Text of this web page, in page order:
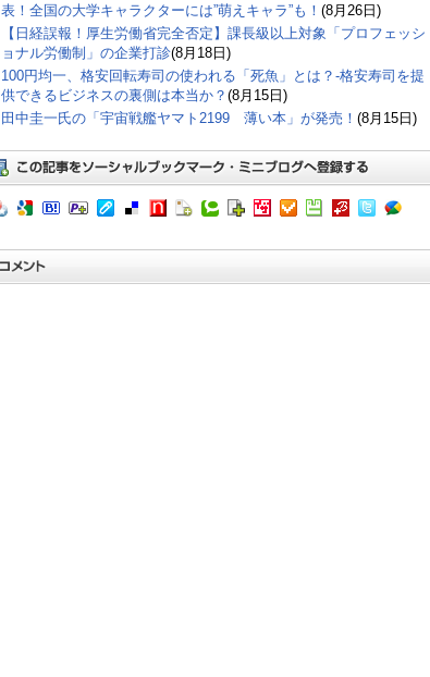
表！全国の大学キャラクターには”萌えキャラ”も！ (8月26日)
【日経誤報！厚生労働省完全否定】課長級以上対象「プロフェッシ
ョナル労働制」の企業打診(8月18日)
100円均一、格安回転寿司の使われる「死魚」とは？-格安寿司を提
供できるビジネスの裏側は本当か？ (8月15日)
田中圭一氏の「宇宙戦艦ヤマト2199 薄い本」が発売！ (8月15日)